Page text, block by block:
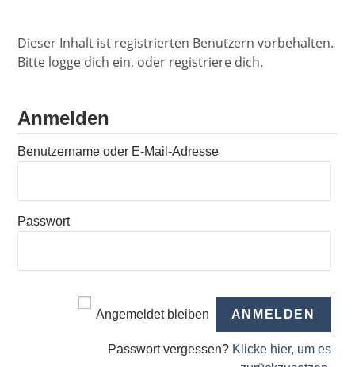
Dieser Inhalt ist registrierten Benutzern vorbehalten.
Bitte logge dich ein, oder registriere dich.
Anmelden
Benutzername oder E-Mail-Adresse
Passwort
Angemeldet bleiben
Passwort vergessen? Klicke hier, um es